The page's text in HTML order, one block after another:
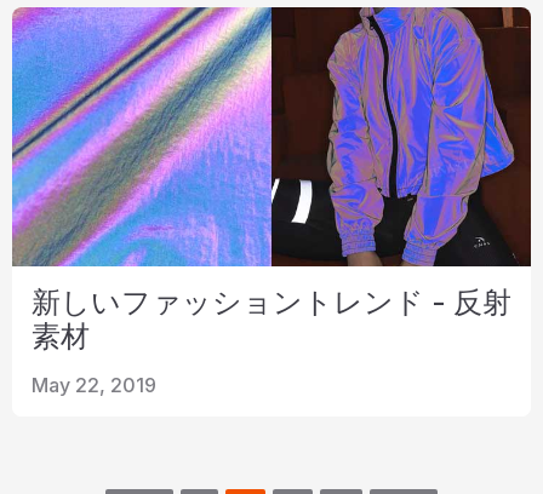
新しいファッショントレンド - 反射
素材
May 22, 2019